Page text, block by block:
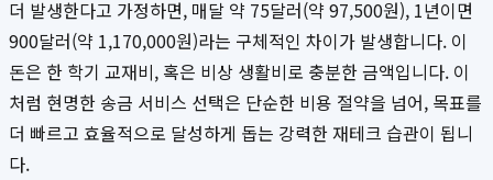
더 발생한다고 가정하면, 매달 약 75달러(약 97,500원), 1년이면
900달러(약 1,170,000원)라는 구체적인 차이가 발생합니다. 이
돈은 한 학기 교재비, 혹은 비상 생활비로 충분한 금액입니다. 이
처럼 현명한 송금 서비스 선택은 단순한 비용 절약을 넘어, 목표를
더 빠르고 효율적으로 달성하게 돕는 강력한 재테크 습관이 됩니
다.